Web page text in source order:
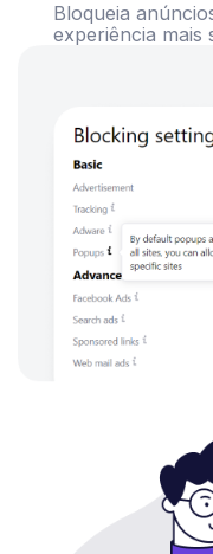
Bloqueia
experiência mais